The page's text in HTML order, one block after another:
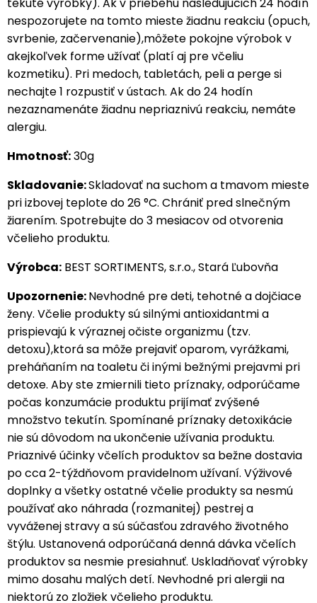
tekuté výrobky). Ak v priebehu nasledujúcich 24 hodín
nespozorujete na tomto mieste žiadnu reakciu (opuch,
svrbenie, začervenanie),môžete pokojne výrobok v
akejkoľvek forme užívať (platí aj pre včeliu
kozmetiku). Pri medoch, tabletách, peli a perge si
nechajte 1 rozpustiť v ústach. Ak do 24 hodín
nezaznamenáte žiadnu nepriaznivú reakciu, nemáte
alergiu.
Hmotnosť:30g
Skladovanie:Skladovať na suchom a tmavom mieste
pri izbovej teplote do 26 °C. Chrániť pred slnečným
žiarením. Spotrebujte do 3 mesiacov od otvorenia
včelieho produktu.
Výrobca: BEST SORTIMENTS, s.r.o., Stará Ľubovňa
Upozornenie:Nevhodné pre deti, tehotné a dojčiace
ženy. Včelie produkty sú silnými antioxidantmi a
prispievajú k výraznej očiste organizmu (tzv.
detoxu),ktorá sa môže prejaviť oparom, vyrážkami,
preháňaním na toaletu či inými bežnými prejavmi pri
detoxe. Aby ste zmiernili tieto príznaky, odporúčame
počas konzumácie produktu prijímať zvýšené
množstvo tekutín. Spomínané príznaky detoxikácie
nie sú dôvodom na ukončenie užívania produktu.
Priaznivé účinky včelích produktov sa bežne dostavia
po cca 2-týždňovom pravidelnom užívaní. Výživové
doplnky a všetky ostatné včelie produkty sa nesmú
používať ako náhrada (rozmanitej) pestrej a
vyváženej stravy a sú súčasťou zdravého životného
štýlu. Ustanovená odporúčaná denná dávka včelích
produktov sa nesmie presiahnuť. Uskladňovať výrobky
mimo dosahu malých detí. Nevhodné pri alergii na
niektorú zo zložiek včelieho produktu.